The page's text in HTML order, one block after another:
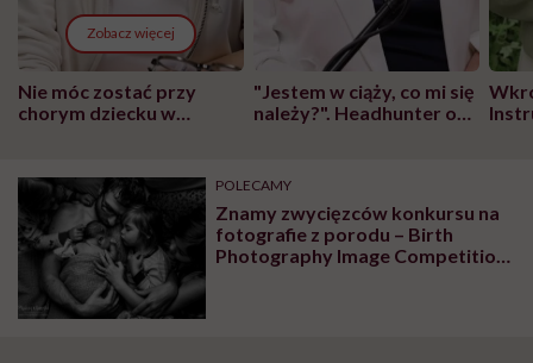
Zobacz więcej
Nie móc zostać przy
chorym dziecku w
może chyba tylko
głupota i brak
wyobraźni"
"Jestem w ciąży, co mi się
należy?". Headhunter o
pracy
POLECAMY
Znamy zwycięzców konkursu na
fotografie z porodu – Birth
Photography Image Competition